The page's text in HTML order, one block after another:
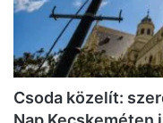
Csoda közelít: